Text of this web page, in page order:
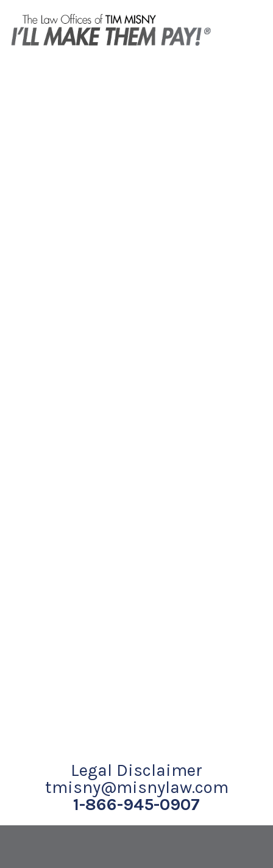
Legal Disclaimer
tmisny@misnylaw.com
1-866-945-0907